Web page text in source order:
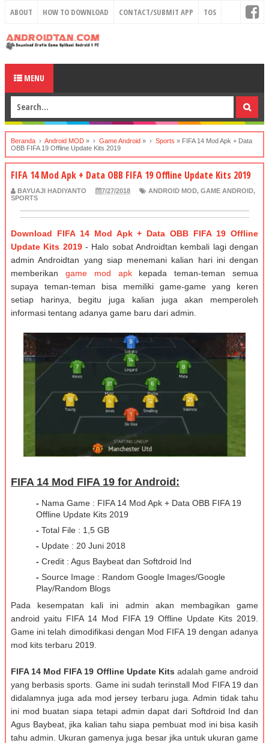
ABOUT HOW TO DOWNLOAD CONTACT/SUBMIT APP TOS
MENU
Beranda › Android MOD » › Game Android » › Sports » FIFA 14 Mod Apk + Data
OBB FIFA 19 Offline Update Kits 2019
FIFA 14 Mod Apk + Data OBB FIFA 19 Offline Update Kits 2019
BAYUAJI HADIYANTO 7/27/2018 ANDROID MOD, GAME ANDROID,
SPORTS
Download FIFA 14 Mod Apk + Data OBB FIFA 19 Offline
Update Kits 2019 - Halo sobat Androidtan kembali lagi dengan
admin Androidtan yang siap menemani kalian hari ini dengan
memberikan game mod apkkepada teman-teman semua
supaya teman-teman bisa memiliki game-game yang keren
setiap harinya, begitu juga kalian juga akan memperoleh
informasi tentang adanya game baru dari admin.
FIFA 14 Mod FIFA 19 for Android:
- Nama Game : FIFA 14 Mod Apk + Data OBB FIFA 19
Offline Update Kits 2019
- Total File : 1,5 GB
- Update : 20 Juni 2018
- Credit : Agus Baybeat dan Softdroid Ind
- Source Image : Random Google Images/Google
Play/Random Blogs
Pada kesempatan kali ini admin akan membagikan game
android yaitu FIFA 14 Mod FIFA 19 Offline Update Kits 2019.
Game ini telah dimodifikasi dengan Mod FIFA 19 dengan adanya
mod kits terbaru 2019.
FIFA 14 Mod FIFA 19 Offline Update Kits adalah game android
yang berbasis sports. Game ini sudah terinstall Mod FIFA 19 dan
didalamnya juga ada mod jersey terbaru juga. Admin tidak tahu
ini mod buatan siapa tetapi admin dapat dari Softdroid Ind dan
Agus Baybeat, jika kalian tahu siapa pembuat mod ini bisa kasih
tahu admin. Ukuran gamenya juga besar jika untuk ukuran game